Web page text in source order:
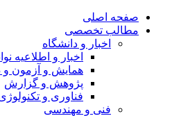
صفحه اصلی
مطالب تخصصی
اخبار و دانشگاه
اخبار و اطلاعیه
همایش و آزمون و
پژوهش و گزارش
فناوری و تکنولوژی روز
فنی و مهندسی